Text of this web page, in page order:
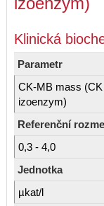
Klinická
Parametr
CK-MB mass
izoenzym)
Referenční
0,3 - 4,0
Jednotka
µkat/l